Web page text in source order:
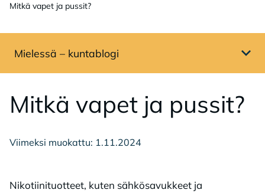
Mitkä vapet ja pussit?
Avaa sivuvalikko
Mielessä – kuntablogi
Mit­kä va­pet ja pus­sit?
Viimeksi muokattu: 1.11.2024
Nikotiinituotteet, kuten sähkösavukkeet ja